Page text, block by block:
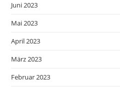
Juni 2023
Mai 2023
April 2023
März 2023
Februar 2023